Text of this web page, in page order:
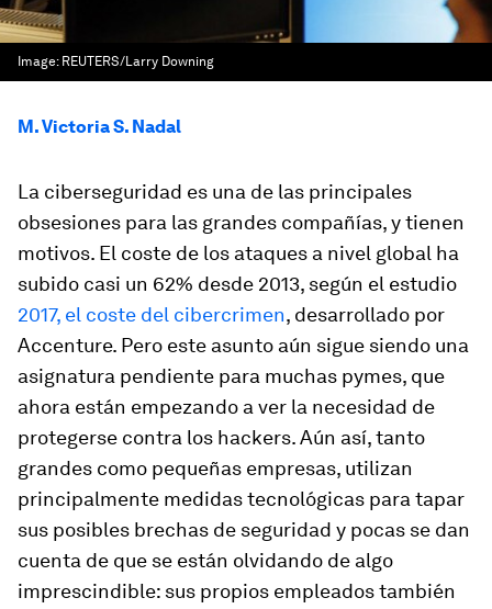
Image: REUTERS/Larry Downing
M. Victoria S. Nadal
La ciberseguridad es una de las principales
obsesiones para las grandes compañías, y tienen
motivos. El coste de los ataques a nivel global ha
subido casi un 62% desde 2013, según el estudio
2017, el coste del cibercrimen, desarrollado por
Accenture. Pero este asunto aún sigue siendo una
asignatura pendiente para muchas pymes, que
ahora están empezando a ver la necesidad de
protegerse contra los hackers. Aún así, tanto
grandes como pequeñas empresas, utilizan
principalmente medidas tecnológicas para tapar
sus posibles brechas de seguridad y pocas se dan
cuenta de que se están olvidando de algo
imprescindible: sus propios empleados también